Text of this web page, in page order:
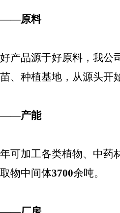
——原料
好产品源于好原料，我公
苗、种植基地，从源头开
——产能
年可加工各类植物、中药
取物中间体3700余吨。